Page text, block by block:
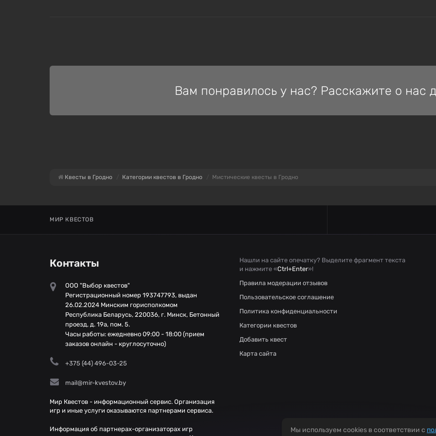
Вам понравилось у нас? Расскажите о нас
Квесты в Гродно Категории квестов в Гродно Мистические квесты в Гродно
МИР КВЕСТОВ
Контакты
ООО "Выбор квестов"
Регистрационный номер 193747793, выдан
26.02.2024 Минским горисполкомом
Республика Беларусь, 220036, г. Минск, Бетонный
проезд, д. 19а, пом. 5.
Часы работы: ежедневно 09:00 - 18:00 (прием
заказов онлайн - круглосуточно)
+375 (44) 496-03-25
mail@mir-kvestov.by
Мир Квестов - информационный сервис. Организация
игр и иные услуги оказываются партнерами сервиса.
Информация об партнерах-организаторах игр
Нашли на сайте опечатку? Выделите фрагмент текста
и нажмите «Ctrl+Enter»!
Правила модерации отзывов
Пользовательское соглашение
Политика конфиденциальности
Категории квестов
Добавить квест
Карта сайта
Мы используем cookies в соответствии с